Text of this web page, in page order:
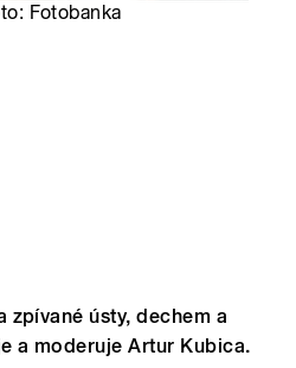
Fotobanka
zpívané ústy, dechem a
a moderuje Artur Kubica.